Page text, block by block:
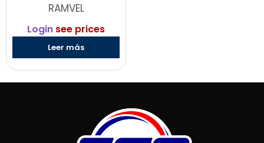
RAMVEL
Login see prices
Leer más